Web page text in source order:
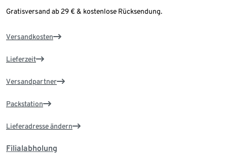
Gratisversand ab 29 € & kostenlose Rücksendung.
Versandkosten
Lieferzeit
Versandpartner
Packstation
Lieferadresse ändern
Filialabholung